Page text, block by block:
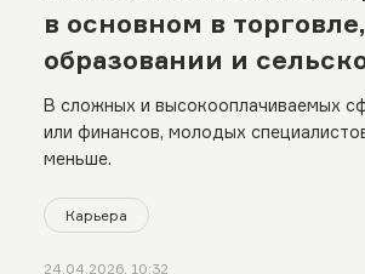
в основном в торговле,
образовании и
хозяйстве
В сложных и высокооплачиваемых
или финансов, молодых
меньше.
Карьера
24.04.2026, 10:32